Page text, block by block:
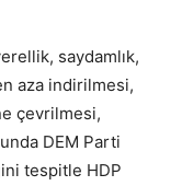
saydamlık,
aza indirilmesi,
çevrilmesi,
DEM Parti
tespitle HDP